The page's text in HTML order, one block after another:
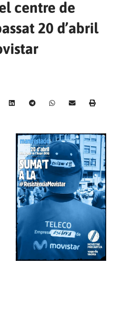
centre de
20 d’abril